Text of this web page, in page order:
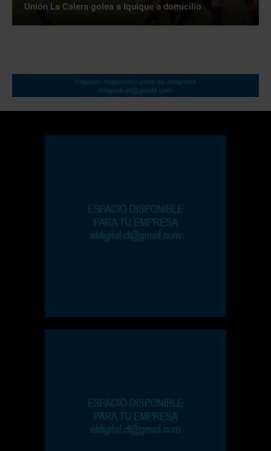
Unión La Calera golea a Iquique a domicilio